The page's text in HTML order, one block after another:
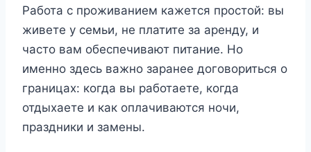
Работа с проживанием кажется простой: вы
живете у семьи, не платите за аренду, и
часто вам обеспечивают питание. Но
именно здесь важно заранее договориться о
границах: когда вы работаете, когда
отдыхаете и как оплачиваются ночи,
праздники и замены.